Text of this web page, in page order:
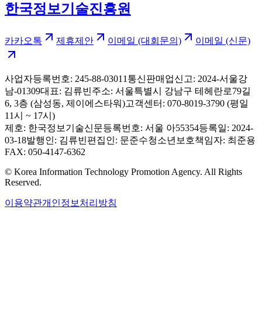
한국정보기술진흥원
카카오톡 제휴제안 이메일 (대회문의) 이메일 (신문)
사업자등록번호: 245-88-03011 통신판매업신고: 2024-서울강
남-01309대표: 김류빈주소: 서울특별시 강남구 테헤란로79길
6, 3층 (삼성동, 제이에스타워)고객센터: 070-8019-3790 (평일
11시 ~ 17시)
제호: 한국정보기술신문등록번호: 서울 아55354등록일: 2024-
03-18발행인: 김류빈편집인: 문준수청소년보호책임자: 최준용
FAX: 050-4147-6362
© Korea Information Technology Promotion Agency. All Rights
Reserved.
이용약관개인정보처리방침